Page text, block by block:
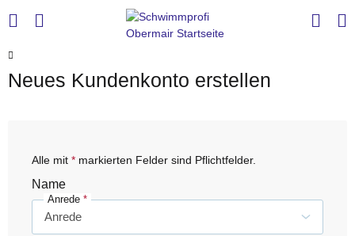
Neues Kundenkonto erstellen
Alle mit * markierten Felder sind Pflichtfelder.
Name
Anrede